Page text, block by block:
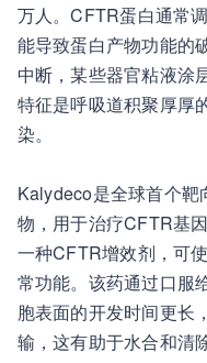
万人。CFTR蛋白通常
能导致蛋白产物功能的
中断，某些器官粘液涂
特征是呼吸道积聚厚厚
染。
Kalydeco是全球首个
物，用于治疗CFTR基
一种CFTR增效剂，可
常功能。该药通过口服
胞表面的开发时间更长
输，这有助于水合和清